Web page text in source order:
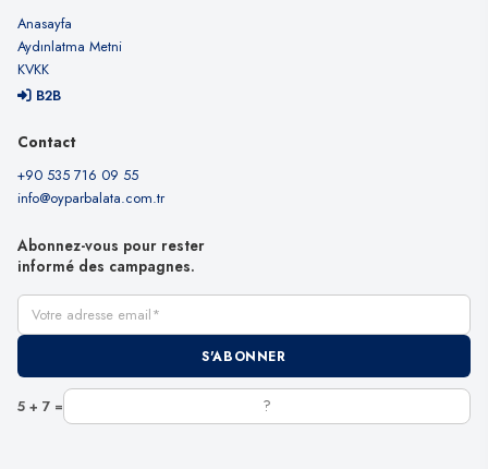
Anasayfa
Aydınlatma Metni
KVKK
B2B
Contact
+90 535 716 09 55
info@oyparbalata.com.tr
Abonnez-vous pour rester
informé des campagnes.
Votre adresse email
S'ABONNER
5 + 7 =